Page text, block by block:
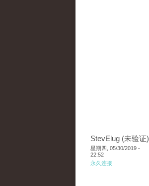
StevElug (未验证)
星期四, 05/30/2019 -
22:52
永久连接